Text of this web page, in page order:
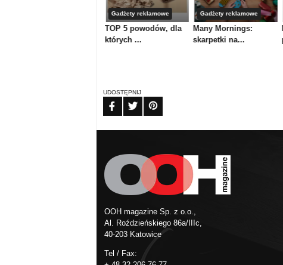
Gadżety reklamowe
TOP 5 powodów, dla
których ...
Gadżety reklamowe
Many Mornings:
skarpetki na...
UDOSTĘPNIJ
OOH magazine Sp. z o.o.,
Al. Roździeńskiego 86a/IIIc,
40-203 Katowice
Tel / Fax: